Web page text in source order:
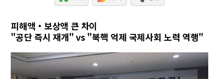
피해액‧보상액 큰 차이
"공단 즉시 재개" vs "북핵 억제 국제사회 노력 역행"